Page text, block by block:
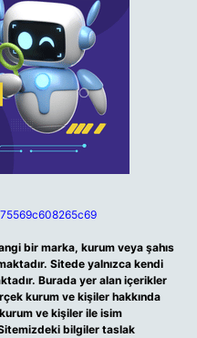
bir marka, kurum veya şahıs
Sitede yalnızca kendi
Burada yer alan içerikler
kurum ve kişiler hakkında
ve kişiler ile isim
bilgiler taslak